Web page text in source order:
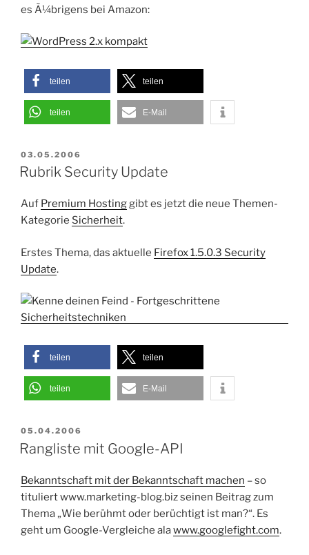
es Ã¼brigens bei Amazon:
teilen teilen
teilen E-Mail
VERÖFFENTLICHT
AM
03.05.2006
Rubrik Security Update
Auf Premium Hostinggibt es jetzt die neue Themen-
Kategorie Sicherheit.
Erstes Thema, das aktuelle Firefox 1.5.0.3 Security
Update.
teilen teilen
teilen E-Mail
VERÖFFENTLICHT
AM
05.04.2006
Rangliste mit Google-API
Bekanntschaft mit der Bekanntschaft machen – so
tituliert www.marketing-blog.biz seinen Beitrag zum
Thema „Wie berühmt oder berüchtigt ist man?“. Es
geht um Google-Vergleiche alawww.googlefight.com.